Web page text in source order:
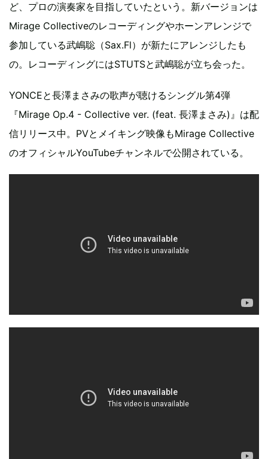
ど、プロの演奏家を目指していたという。新バージョンは
Mirage Collectiveのレコーディングやホーンアレンジで
参加している武嶋聡（Sax.Fl）が新たにアレンジしたも
の。レコーディングにはSTUTSと武嶋聡が立ち会った。
YONCEと長澤まさみの歌声が聴けるシングル第4弾
『Mirage Op.4 - Collective ver. (feat. 長澤まさみ)』は配
信リリース中。PVとメイキング映像もMirage Collective
のオフィシャルYouTubeチャンネルで公開されている。